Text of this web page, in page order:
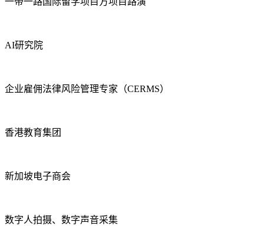
AI研究院
企业雇佣法律风险管理专家（CERMS）
香港教育集团
新加坡电子商会
数字人拍摄、数字声音采集